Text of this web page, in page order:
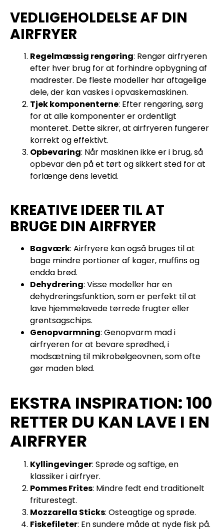
VEDLIGEHOLDELSE AF DIN
AIRFRYER
Regelmæssig rengøring: Rengør airfryeren
efter hver brug for at forhindre opbygning af
madrester. De fleste modeller har aftagelige
dele, der kan vaskes i opvaskemaskinen.
Tjek komponenterne: Efter rengøring, sørg
for at alle komponenter er ordentligt
monteret. Dette sikrer, at airfryeren fungerer
korrekt og effektivt.
Opbevaring: Når maskinen ikke er i brug, så
opbevar den på et tørt og sikkert sted for at
forlænge dens levetid.
KREATIVE IDEER TIL AT
BRUGE DIN AIRFRYER
Bagværk: Airfryere kan også bruges til at
bage mindre portioner af kager, muffins og
endda brød.
Dehydrering: Visse modeller har en
dehydreringsfunktion, som er perfekt til at
lave hjemmelavede tørrede frugter eller
grøntsagschips.
Genopvarmning: Genopvarm mad i
airfryeren for at bevare sprødhed, i
modsætning til mikrobølgeovnen, som ofte
gør maden blød.
EKSTRA INSPIRATION: 100
RETTER DU KAN LAVE I EN
AIRFRYER
Kyllingevinger: Sprøde og saftige, en
klassiker i airfryer.
Pommes Frites: Mindre fedt end traditionelt
friturestegt.
Mozzarella Sticks: Osteagtige og sprøde.
Fiskefileter: En sundere måde at nyde fisk på.